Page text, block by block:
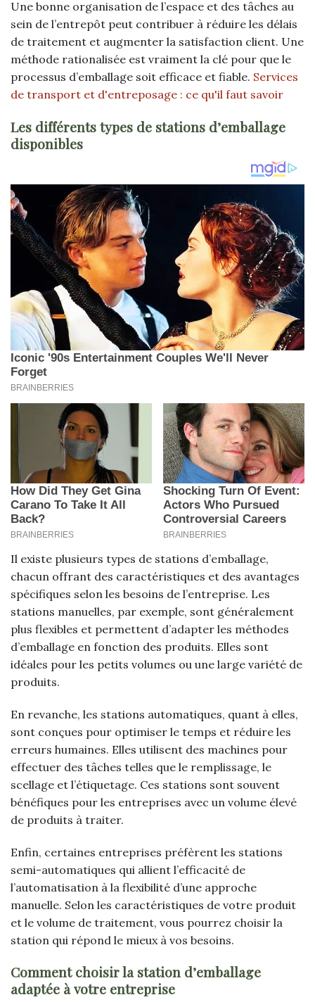
Une bonne organisation de l’espace et des tâches au
sein de l’entrepôt peut contribuer à réduire les délais
de traitement et augmenter la satisfaction client. Une
méthode rationalisée est vraiment la clé pour que le
processus d’emballage soit efficace et fiable. Services
de transport et d'entreposage : ce qu'il faut savoir
Les différents types de stations d’emballage
disponibles
Il existe plusieurs types de stations d’emballage,
chacun offrant des caractéristiques et des avantages
spécifiques selon les besoins de l’entreprise. Les
stations manuelles, par exemple, sont généralement
plus flexibles et permettent d’adapter les méthodes
d’emballage en fonction des produits. Elles sont
idéales pour les petits volumes ou une large variété de
produits.
En revanche, les stations automatiques, quant à elles,
sont conçues pour optimiser le temps et réduire les
erreurs humaines. Elles utilisent des machines pour
effectuer des tâches telles que le remplissage, le
scellage et l’étiquetage. Ces stations sont souvent
bénéfiques pour les entreprises avec un volume élevé
de produits à traiter.
Enfin, certaines entreprises préfèrent les stations
semi-automatiques qui allient l’efficacité de
l’automatisation à la flexibilité d’une approche
manuelle. Selon les caractéristiques de votre produit
et le volume de traitement, vous pourrez choisir la
station qui répond le mieux à vos besoins.
Comment choisir la station d’emballage
adaptée à votre entreprise